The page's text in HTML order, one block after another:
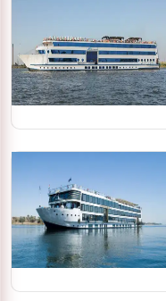
mythique
VotreCroisières à
sud au nord du
Meilleures